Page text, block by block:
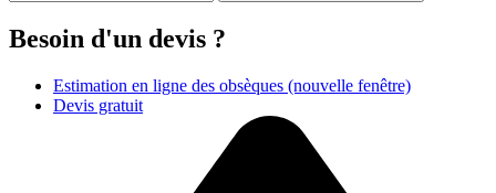
Besoin d'un devis ?
Estimation en ligne des obsèques (nouvelle fenêtre)
Devis gratuit